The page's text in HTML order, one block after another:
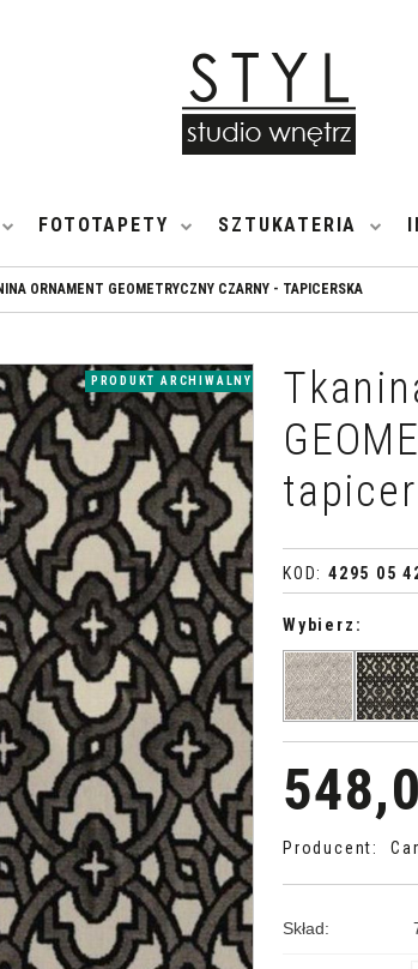
FOTOTAPETY SZTUKATERIA
ORNAMENT GEOMETRYCZNY CZARNY - TAPICERSKA
>
PRODUKT ARCHIWALNY
KOD: 4295 05
Wybierz:
Producent:
Skład: